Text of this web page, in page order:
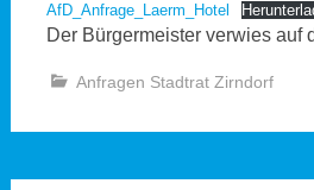
AfD_Anfrage_Laerm_Hotel
Der Bürgermeister verwies auf
Anfragen Stadtrat Zirndorf